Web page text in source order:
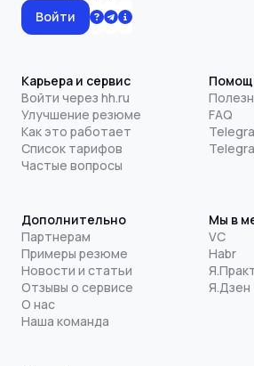
Войти
Карьера и сервис
Войти через hh.ru
Улучшение резюме
Как это работает
Список тарифов
Частые вопросы
FAQ
Дополнительно
Партнерам
Примеры резюме
Новости и статьи
Отзывы о сервисе
О нас
Наша команда
Мы в
VC
Habr
Я.Дзен